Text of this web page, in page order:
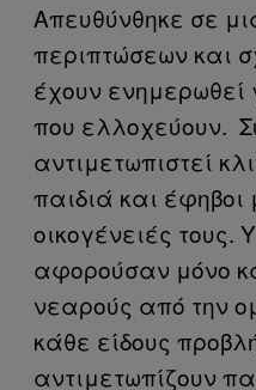
Απευθύνθηκε σε
περιπτώσεων και
έχουν ενημερωθεί
που ελλοχεύουν.
αντιμετωπιστεί
παιδιά και έφηβοι
οικογένειές τους.
αφορούσαν μόνο
νεαρούς από την
κάθε είδους
αντιμετωπίζουν